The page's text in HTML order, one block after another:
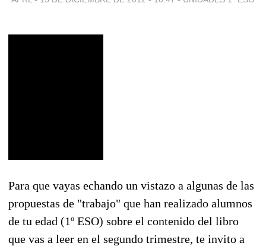
Para que vayas echando un vistazo a algunas de las
propuestas de "trabajo" que han realizado alumnos
de tu edad (1º ESO) sobre el contenido del libro
que vas a leer en el segundo trimestre, te invito a